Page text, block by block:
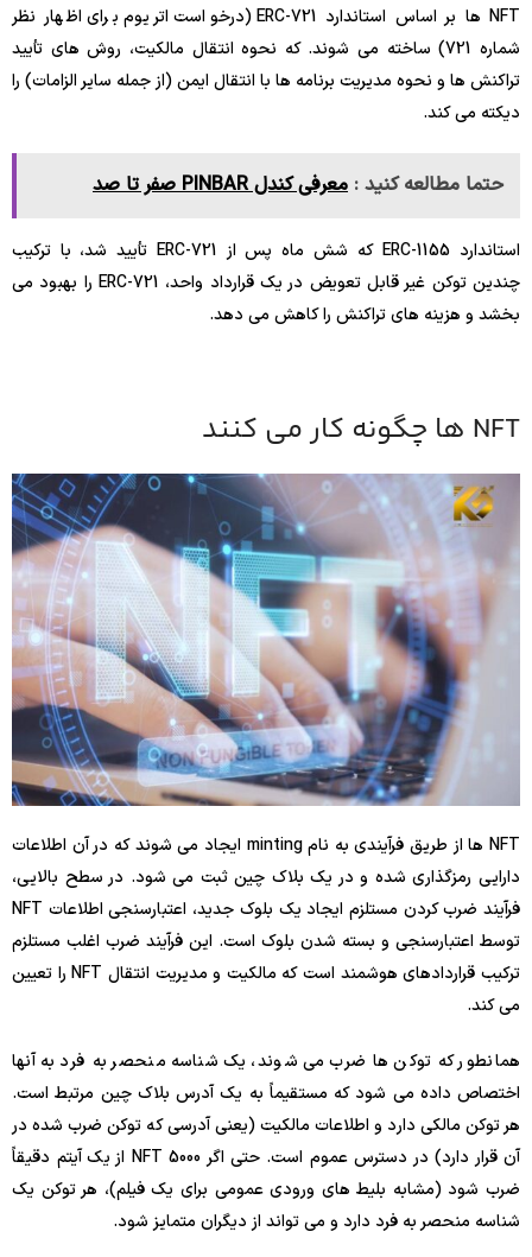
NFT ها بر اساس استاندارد ERC-721 (درخواست اتریوم برای اظهار نظر
شماره 721) ساخته می شوند. که نحوه انتقال مالکیت، روش های تأیید
تراکنش ها و نحوه مدیریت برنامه ها با انتقال ایمن (از جمله سایر الزامات) را
دیکته می کند.
حتما مطالعه کنید : معرفی کندل PINBAR صفر تا صد
استاندارد ERC-1155 که شش ماه پس از ERC-721 تأیید شد، با ترکیب
چندین توکن غیر قابل تعویض در یک قرارداد واحد، ERC-721 را بهبود می
بخشد و هزینه های تراکنش را کاهش می دهد.
NFT ها چگونه کار می کنند
NFT ها از طریق فرآیندی به نام minting ایجاد می شوند که در آن اطلاعات
دارایی رمزگذاری شده و در یک بلاک چین ثبت می شود. در سطح بالایی،
فرآیند ضرب کردن مستلزم ایجاد یک بلوک جدید، اعتبارسنجی اطلاعات NFT
توسط اعتبارسنجی و بسته شدن بلوک است. این فرآیند ضرب اغلب مستلزم
ترکیب قراردادهای هوشمند است که مالکیت و مدیریت انتقال NFT را تعیین
می کند.
همانطور که توکن ها ضرب می شوند، یک شناسه منحصر به فرد به آنها
اختصاص داده می شود که مستقیماً به یک آدرس بلاک چین مرتبط است.
هر توکن مالکی دارد و اطلاعات مالکیت (یعنی آدرسی که توکن ضرب شده در
آن قرار دارد) در دسترس عموم است. حتی اگر 5000 NFT از یک آیتم دقیقاً
ضرب شود (مشابه بلیط های ورودی عمومی برای یک فیلم)، هر توکن یک
شناسه منحصر به فرد دارد و می تواند از دیگران متمایز شود.